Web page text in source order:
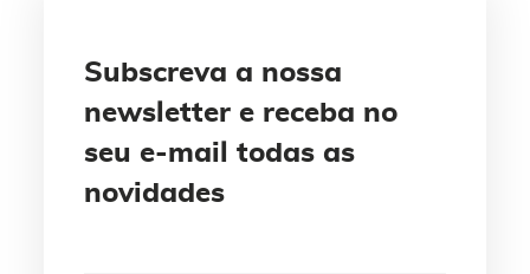
Subscreva a nossa
newsletter e receba no
seu e-mail todas as
novidades